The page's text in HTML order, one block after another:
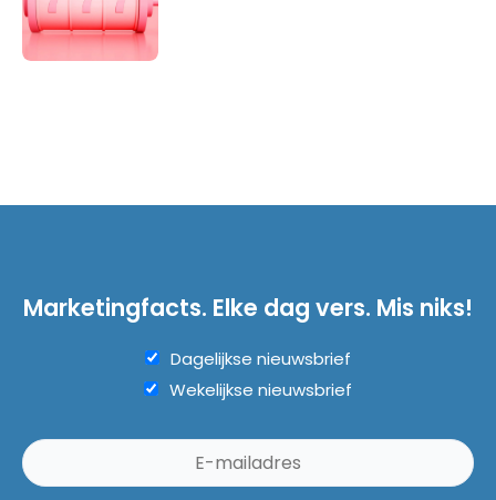
Marketingfacts. Elke dag vers. Mis niks!
Dagelijkse nieuwsbrief
Wekelijkse nieuwsbrief